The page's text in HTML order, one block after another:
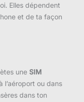
Elles dépendent
et de ta façon
une SIM
l’aéroport ou dans
dans ton